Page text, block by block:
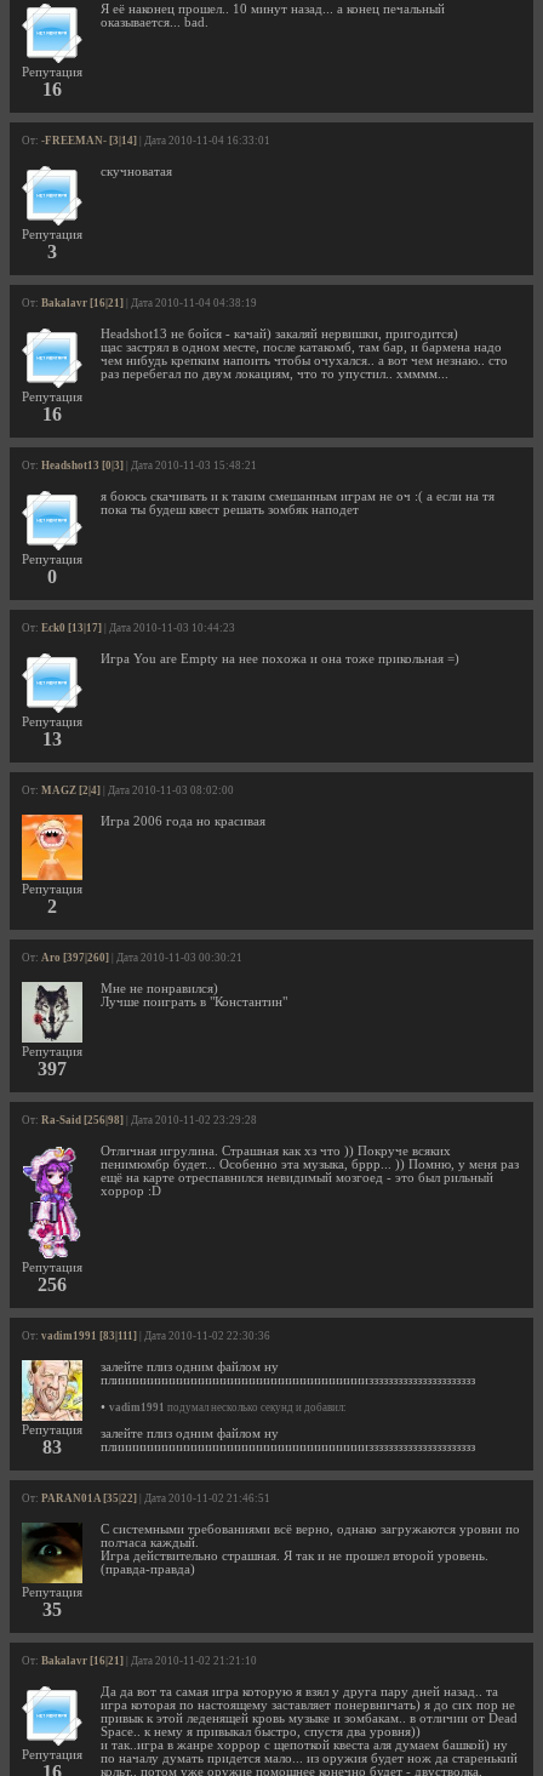
Репутация
16
Я её наконец прошел.. 10 минут назад... а конец печальный
оказывается... bad.
От: -FREEMAN- [3|14] | Дата 2010-11-04 16:33:01
Репутация
3
скучноватая
От: Bakalavr [16|21] | Дата 2010-11-04 04:38:19
Репутация
16
Headshot13 не бойся - качай) закаляй нервишки, пригодится)
щас застрял в одном месте, после катакомб, там бар, и бармена надо
чем нибудь крепким напоить чтобы очухался.. а вот чем незнаю.. сто
раз перебегал по двум локациям, что то упустил.. хмммм...
От: Headshot13 [0|3] | Дата 2010-11-03 15:48:21
Репутация
0
я боюсь скачивать и к таким смешанным играм не оч :( а если на тя
пока ты будеш квест решать зомбяк наподет
От: Eck0 [13|17] | Дата 2010-11-03 10:44:23
Репутация
13
Игра You are Empty на нее похожа и она тоже прикольная =)
От: MAGZ [2|4] | Дата 2010-11-03 08:02:00
Репутация
2
Игра 2006 года но красивая
От: Aro [397|260] | Дата 2010-11-03 00:30:21
Репутация
397
Мне не понравился)
Лучше поиграть в "Константин"
От: Ra-Said [256|98] | Дата 2010-11-02 23:29:28
Репутация
256
Отличная игрулина. Страшная как хз что )) Покруче всяких
пенимюмбр будет... Особенно эта музыка, бррр... )) Помню, у меня раз
ещё на карте отреспавнился невидимый мозгоед - это был рильный
хоррор :D
От: vadim1991 [83|111] | Дата 2010-11-02 22:30:36
Репутация
83
залейте плиз одним файлом ну
плииииииииииииииииииииииииииииииииииизззззззззззззззззззззз
• vadim1991 подумал несколько секунд и добавил:
залейте плиз одним файлом ну
плииииииииииииииииииииииииииииииииииизззззззззззззззззззззз
От: PARAN01A [35|22] | Дата 2010-11-02 21:46:51
Репутация
35
С системными требованиями всё верно, однако загружаются уровни по
полчаса каждый.
Игра действительно страшная. Я так и не прошел второй уровень.
(правда-правда)
От: Bakalavr [16|21] | Дата 2010-11-02 21:21:10
Репутация
Да да вот та самая игра которую я взял у друга пару дней назад.. та
игра которая по настоящему заставляет понервничать) я до сих пор не
привык к этой леденящей кровь музыке и зомбакам.. в отличии от Dead
Space.. к нему я привыкал быстро, спустя два уровня))
и так..игра в жанре хоррор с щепоткой квеста аля думаем башкой) ну
по началу думать придется мало... из оружия будет нож да старенький
кольт.. потом уже оружие помощнее конечно будет - двустволка,